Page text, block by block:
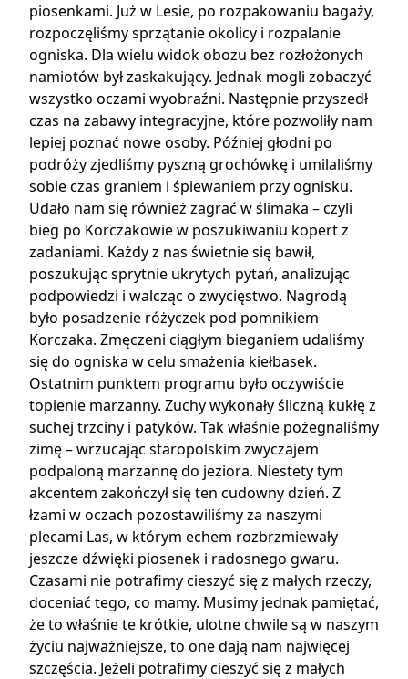
piosenkami. Już w Lesie, po rozpakowaniu bagaży,
rozpoczęliśmy sprzątanie okolicy i rozpalanie
ogniska. Dla wielu widok obozu bez rozłożonych
namiotów był zaskakujący. Jednak mogli zobaczyć
wszystko oczami wyobraźni. Następnie przyszedł
czas na zabawy integracyjne, które pozwoliły nam
lepiej poznać nowe osoby. Później głodni po
podróży zjedliśmy pyszną grochówkę i umilaliśmy
sobie czas graniem i śpiewaniem przy ognisku.
Udało nam się również zagrać w ślimaka – czyli
bieg po Korczakowie w poszukiwaniu kopert z
zadaniami. Każdy z nas świetnie się bawił,
poszukując sprytnie ukrytych pytań, analizując
podpowiedzi i walcząc o zwycięstwo. Nagrodą
było posadzenie różyczek pod pomnikiem
Korczaka. Zmęczeni ciągłym bieganiem udaliśmy
się do ogniska w celu smażenia kiełbasek.
Ostatnim punktem programu było oczywiście
topienie marzanny. Zuchy wykonały śliczną kukłę z
suchej trzciny i patyków. Tak właśnie pożegnaliśmy
zimę – wrzucając staropolskim zwyczajem
podpaloną marzannę do jeziora. Niestety tym
akcentem zakończył się ten cudowny dzień. Z
łzami w oczach pozostawiliśmy za naszymi
plecami Las, w którym echem rozbrzmiewały
jeszcze dźwięki piosenek i radosnego gwaru.
Czasami nie potrafimy cieszyć się z małych rzeczy,
doceniać tego, co mamy. Musimy jednak pamiętać,
że to właśnie te krótkie, ulotne chwile są w naszym
życiu najważniejsze, to one dają nam najwięcej
szczęścia. Jeżeli potrafimy cieszyć się z małych